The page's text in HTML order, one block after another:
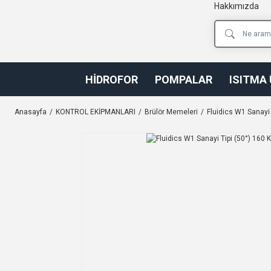
Hakkımızda
HİDROFOR POMPALAR ISITMA
Anasayfa KONTROL EKİPMANLARI Brülör Memeleri Fluidics W1